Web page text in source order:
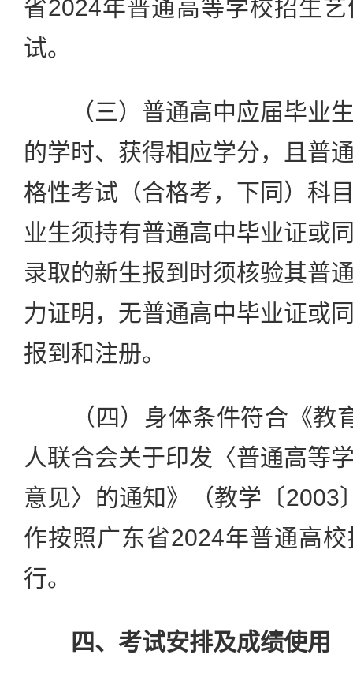
省2024年普通高等学校招生
试。
（三）普通高中应届毕业生
的学时、获得相应学分，且普
格性考试（合格考，下同）科
业生须持有普通高中毕业证或
录取的新生报到时须核验其普
力证明，无普通高中毕业证或
报到和注册。
（四）身体条件符合《教
人联合会关于印发〈普通高等
意见〉的通知》（教学〔2003
作按照广东省2024年普通高
行。
四、考试安排及成绩使用